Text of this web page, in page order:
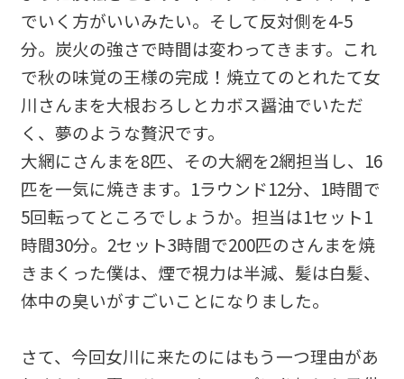
でいく方がいいみたい。そして反対側を4-5
分。炭火の強さで時間は変わってきます。これ
で秋の味覚の王様の完成！焼立てのとれたて女
川さんまを大根おろしとカボス醤油でいただ
く、夢のような贅沢です。
大網にさんまを8匹、その大網を2網担当し、16
匹を一気に焼きます。1ラウンド12分、1時間で
5回転ってところでしょうか。担当は1セット1
時間30分。2セット3時間で200匹のさんまを焼
きまくった僕は、煙で視力は半減、髪は白髪、
体中の臭いがすごいことになりました。
さて、今回女川に来たのにはもう一つ理由があ